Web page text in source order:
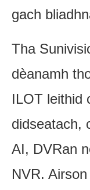
gach
Tha
dèanamh
ILOT leithid
didseatach,
AI, DVRan
NVR.